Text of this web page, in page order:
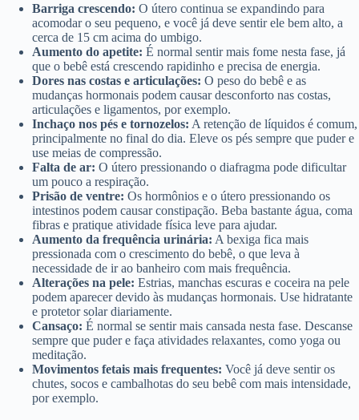
Barriga crescendo: O útero continua se expandindo para
acomodar o seu pequeno, e você já deve sentir ele bem alto, a
cerca de 15 cm acima do umbigo.
Aumento do apetite: É normal sentir mais fome nesta fase, já
que o bebê está crescendo rapidinho e precisa de energia.
Dores nas costas e articulações: O peso do bebê e as
mudanças hormonais podem causar desconforto nas costas,
articulações e ligamentos, por exemplo.
Inchaço nos pés e tornozelos: A retenção de líquidos é comum,
principalmente no final do dia. Eleve os pés sempre que puder e
use meias de compressão.
Falta de ar: O útero pressionando o diafragma pode dificultar
um pouco a respiração.
Prisão de ventre: Os hormônios e o útero pressionando os
intestinos podem causar constipação. Beba bastante água, coma
fibras e pratique atividade física leve para ajudar.
Aumento da frequência urinária: A bexiga fica mais
pressionada com o crescimento do bebê, o que leva à
necessidade de ir ao banheiro com mais frequência.
Alterações na pele: Estrias, manchas escuras e coceira na pele
podem aparecer devido às mudanças hormonais. Use hidratante
e protetor solar diariamente.
Cansaço: É normal se sentir mais cansada nesta fase. Descanse
sempre que puder e faça atividades relaxantes, como yoga ou
meditação.
Movimentos fetais mais frequentes: Você já deve sentir os
chutes, socos e cambalhotas do seu bebê com mais intensidade,
por exemplo.